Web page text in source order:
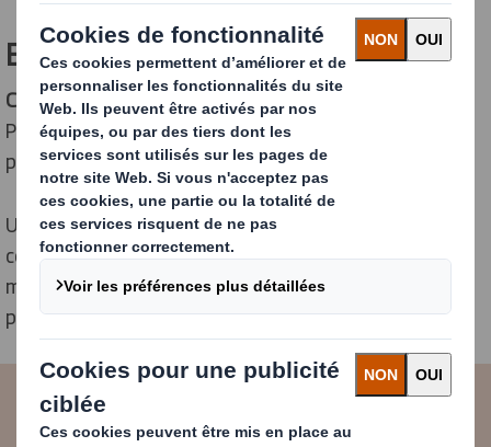
Bravo !
Cette célébrationdu 50ème anniversaire de DS Smith
Packaging Anjoua été une véritable réussite
par l'ensemble des participants.
Un grand merci à tous les collaborateurs
contribué à l'organisation de cet événement
mémorable, témoignage de l'engagement et de la
passion qui animent notre site depuis un demi-siècle.